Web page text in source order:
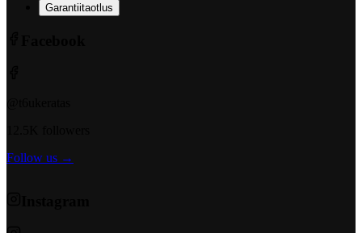
Garantiitaotlus
Follow us →